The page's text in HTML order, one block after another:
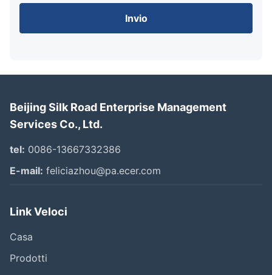
Invio
Beijing Silk Road Enterprise Management
Services Co., Ltd.
tel: 0086-13667332386
E-mail: feliciazhou@pa.ecer.com
Link Veloci
Casa
Prodotti